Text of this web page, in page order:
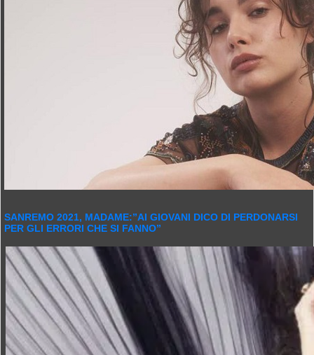
SANREMO 2021, MADAME:”AI GIOVANI DICO DI PERDONARSI
PER GLI ERRORI CHE SI FANNO”